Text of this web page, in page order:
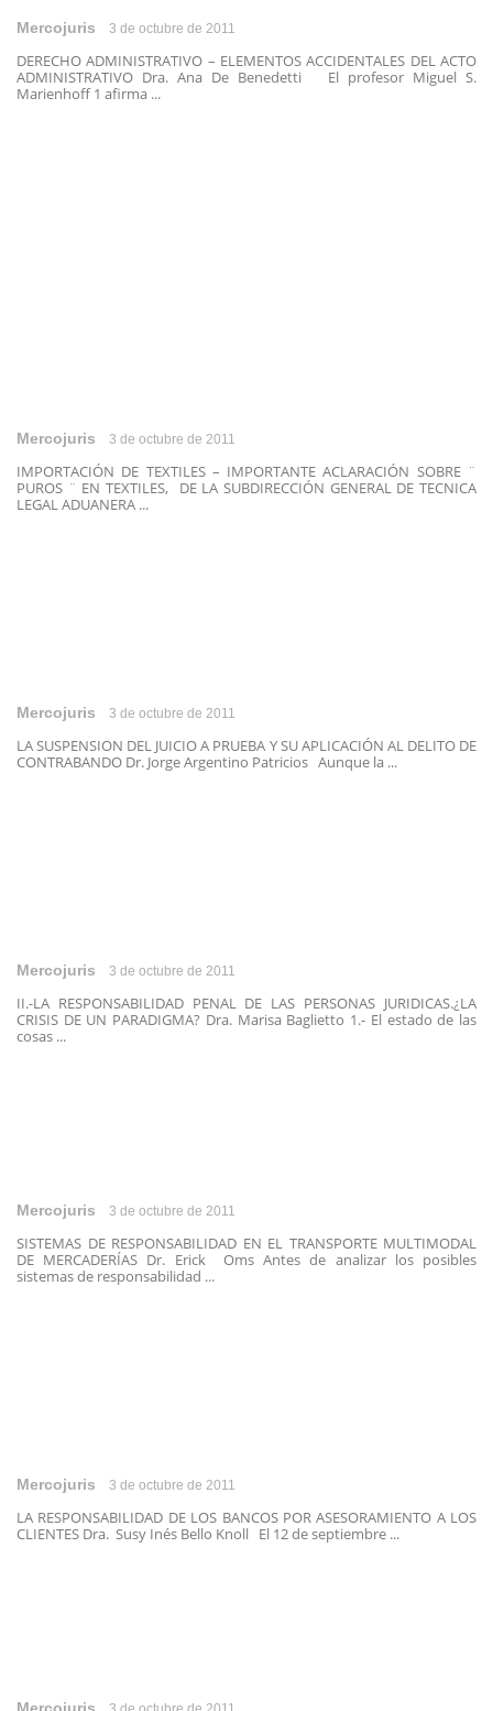
Mercojuris 3 de octubre de 2011
DERECHO ADMINISTRATIVO – ELEMENTOS ACCIDENTALES DEL ACTO
ADMINISTRATIVO Dra. Ana De Benedetti El profesor Miguel S.
Marienhoff 1 afirma ...
Mercojuris 3 de octubre de 2011
IMPORTACIÓN DE TEXTILES – IMPORTANTE ACLARACIÓN SOBRE ¨
PUROS ¨ EN TEXTILES, DE LA SUBDIRECCIÓN GENERAL DE TECNICA
LEGAL ADUANERA ...
Mercojuris 3 de octubre de 2011
LA SUSPENSION DEL JUICIO A PRUEBA Y SU APLICACIÓN AL DELITO DE
CONTRABANDO Dr. Jorge Argentino Patricios Aunque la ...
Mercojuris 3 de octubre de 2011
II.-LA RESPONSABILIDAD PENAL DE LAS PERSONAS JURIDICAS.¿LA
CRISIS DE UN PARADIGMA? Dra. Marisa Baglietto 1.- El estado de las
cosas ...
Mercojuris 3 de octubre de 2011
SISTEMAS DE RESPONSABILIDAD EN EL TRANSPORTE MULTIMODAL
DE MERCADERÍAS Dr. Erick Oms Antes de analizar los posibles
sistemas de responsabilidad ...
Mercojuris 3 de octubre de 2011
LA RESPONSABILIDAD DE LOS BANCOS POR ASESORAMIENTO A LOS
CLIENTES Dra. Susy Inés Bello Knoll El 12 de septiembre ...